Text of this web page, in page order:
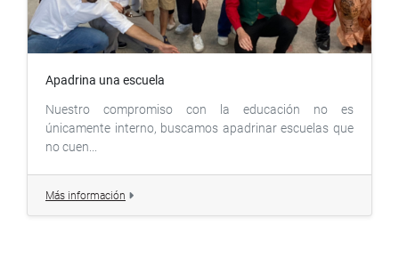
Apadrina una escuela
Nuestro compromiso con la educación no es
únicamente interno, buscamos apadrinar escuelas que
no cuen...
Más información